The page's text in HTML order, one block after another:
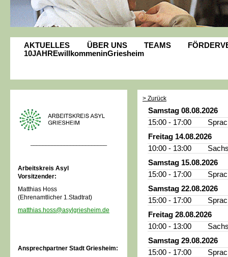
AKTUELLES ÜBER UNS TEAMS
10JAHREwillkommeninGriesheim
Arbeitskreis Asyl
Vorsitzender:
Matthias Hoss
(Ehrenamtlicher 1.Stadtrat)
matthias.hoss@asylgriesheim.de
Ansprechpartner Stadt Griesheim:
> Zurück
Samstag 08.08.2026
15:00 - 17:00
Freitag 14.08.2026
10:00 - 13:00
Samstag 15.08.2026
15:00 - 17:00
Samstag 22.08.2026
15:00 - 17:00
Freitag 28.08.2026
10:00 - 13:00
Samstag 29.08.2026
15:00 - 17:00